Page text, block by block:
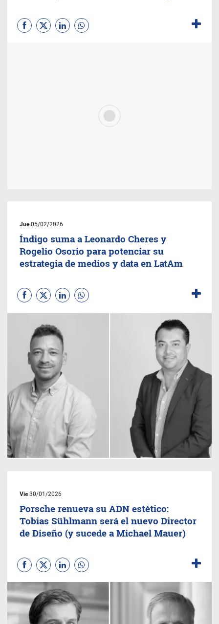
Jue05/02/2026
Índigo suma a Leonardo Cheres y
Rogelio Osorio para potenciar su
estrategia de medios y data en LatAm
Vie30/01/2026
Porsche renueva su ADN estético:
Tobias Sühlmann será el nuevo Director
de Diseño (y sucede a Michael Mauer)